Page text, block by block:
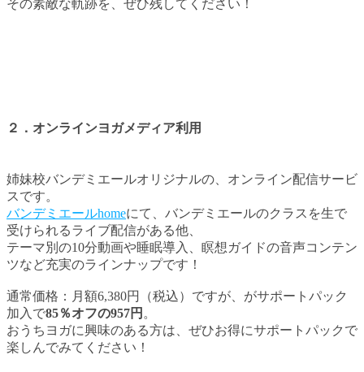
その素敵な軌跡を、ぜひ残してください！
２．オンラインヨガメディア利用
姉妹校バンデミエールオリジナルの、オンライン配信サービ
スです。
バンデミエールhomeにて、バンデミエールのクラスを生で
受けられるライブ配信がある他、
テーマ別の10分動画や睡眠導入、瞑想ガイドの音声コンテン
ツなど充実のラインナップです！
通常価格：月額6,380円（税込）ですが、がサポートパック
加入で85％オフの957円 。
おうちヨガに興味のある方は、ぜひお得にサポートパックで
楽しんでみてください！